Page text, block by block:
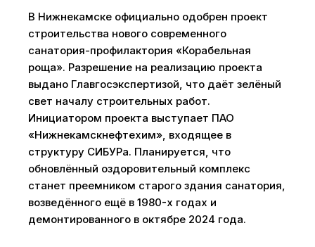
В Нижнекамске официально одобрен проект
строительства нового современного
санатория-профилактория «Корабельная
роща». Разрешение на реализацию проекта
выдано Главгосэкспертизой, что даёт зелёный
свет началу строительных работ.
Инициатором проекта выступает ПАО
«Нижнекамскнефтехим», входящее в
структуру СИБУРа. Планируется, что
обновлённый оздоровительный комплекс
станет преемником старого здания санатория,
возведённого ещё в 1980-х годах и
демонтированного в октябре 2024 года.